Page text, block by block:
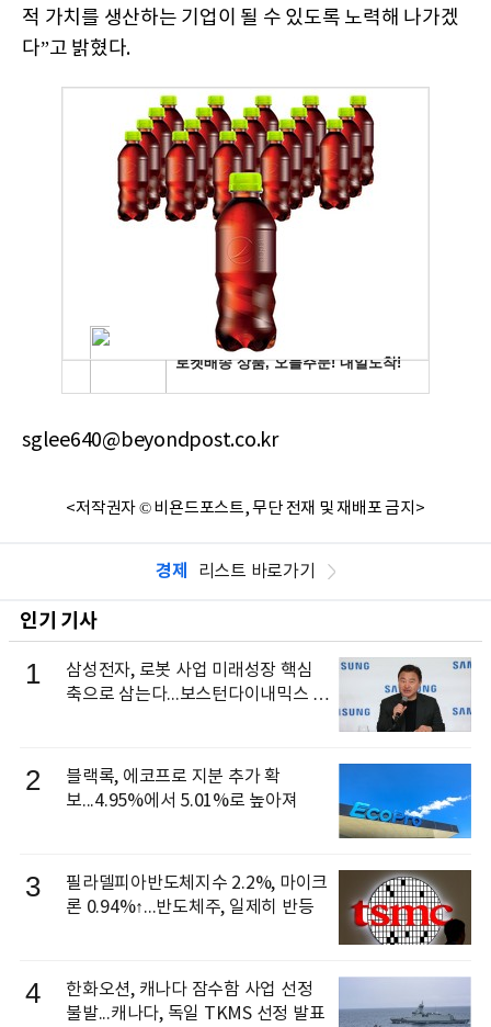
적 가치를 생산하는 기업이 될 수 있도록 노력해 나가겠
다”고 밝혔다.
sglee640@beyondpost.co.kr
<저작권자 © 비욘드포스트, 무단 전재 및 재배포 금지>
경제 리스트 바로가기
인기 기사
1
삼성전자, 로봇 사업 미래성장 핵심
축으로 삼는다...보스턴다이내믹스 출
2
블랙록, 에코프로 지분 추가 확
보...4.95%에서 5.01%로 높아져
3
필라델피아반도체지수 2.2%, 마이크
론 0.94%↑...반도체주, 일제히 반등
4
한화오션, 캐나다 잠수함 사업 선정
불발...캐나다, 독일 TKMS 선정 발표